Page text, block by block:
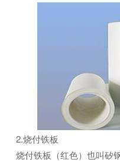
2.烧付铁板
烧付铁板（红色）也叫矽